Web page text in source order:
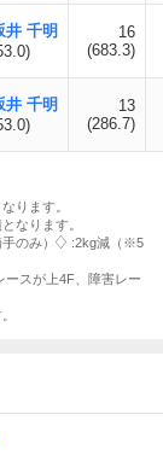
井 千明
16
(683.3)
井 千明
13
(286.7)
ります。
なります。
のみ）
:2kg減（※5
スが上4F、障害レー